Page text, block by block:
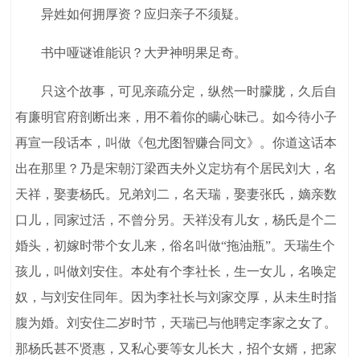
异姓如何拥厚资？应归亲子不须疑。
书中哑谜谁能识？大尹神明果足奇。
只这个故事，可见亲疏分定，纵然一时朦胧，久后自
有廉明官府剖断出来，用不着你的瞒心昧己。如今待小子
再宣一段话本，叫做《包尤图智赚合同文》。你道这话本
出在那里？乃是宋朝汀梁西夫外义定坊有个居民刘大，名
天祥，娶妻杨氏。兄弟刘二，名天瑞，娶妻张氏，嫡亲数
口儿，同家过活，不曾分另。天祥没有儿女，杨氏是个二
婚头，初嫁时带个女儿来，俗名叫做“拖油瓶”。天瑞生个
孩儿，叫做刘安住。本处有个李社长，生一女儿，名唤定
奴，与刘安住同年。因为李社长与刘家交厚，从未生时指
腹为婚。刘安住二岁时节，天瑞已与他聘定李家之女了。
那杨氏甚不贤惠，又私心要等女儿长大，招个女婿，把家